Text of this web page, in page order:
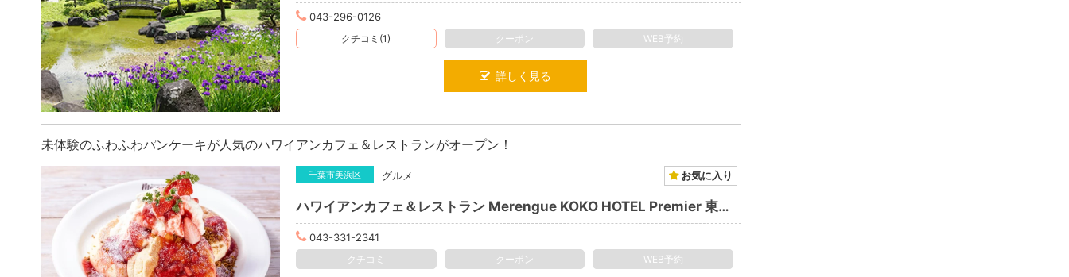
043-296-0126
クチコミ(1) クーポン WEB予約
詳しく見る
未体験のふわふわパンケーキが人気のハワイアンカフェ＆レストランがオープン！
千葉市美浜区 グルメ お気に入り
ハワイアンカフェ＆レストラン Merengue KOKO HOTEL Premier 東京ベイ幕張店
043-331-2341
クチコミ クーポン WEB予約